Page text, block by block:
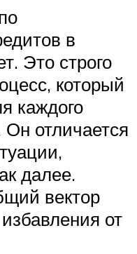
в
Это строго
который
каждого
Он отличается
далее.
вектор
от